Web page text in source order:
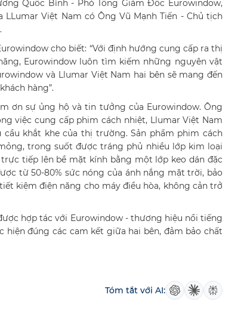
Quốc Bình - Phó Tổng Giám Đốc Eurowindow,
LLumar Việt Nam có Ông Vũ Mạnh Tiến - Chủ tịch
cho biết: “Với định hướng cung cấp ra thị
Eurowindow luôn tìm kiếm những nguyên vật
và Llumar Việt Nam hai bên sẽ mang đến
hàng”.
ơn sự ủng hộ và tin tưởng của Eurowindow. Ông
việc cung cấp phim cách nhiệt, Llumar Việt Nam
khắt khe của thị trường. Sản phẩm phim cách
trong suốt được tráng phủ nhiều lớp kim loại
tiếp lên bề mặt kính bằng một lớp keo dán đặc
từ 50-80% sức nóng của ánh nắng mặt trời, bảo
kiệm điện năng cho máy điều hòa, không cản trở
hợp tác với Eurowindow - thương hiệu nổi tiếng
đúng các cam kết giữa hai bên, đảm bảo chất
Tóm tắt với AI: